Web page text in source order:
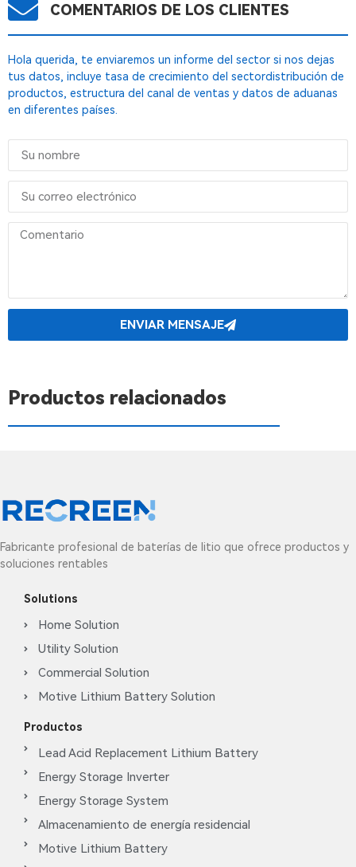
COMENTARIOS DE LOS CLIENTES
Hola querida, te enviaremos un informe del sector si nos dejas
tus datos, incluye tasa de crecimiento del sectordistribución de
productos, estructura del canal de ventas y datos de aduanas
en diferentes países.
ENVIAR MENSAJE
Productos relacionados
Fabricante profesional de baterías de litio que ofrece productos y
soluciones rentables
Solutions
Home Solution
Utility Solution
Commercial Solution
Motive Lithium Battery Solution
Productos
Lead Acid Replacement Lithium Battery
Energy Storage Inverter
Energy Storage System
Almacenamiento de energía residencial
Motive Lithium Battery